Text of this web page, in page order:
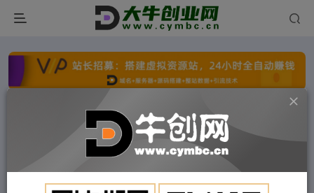
点击开通分站+ 每日收入300+
文字广告火爆招租 文字广告火爆招租
文字广告火爆招租